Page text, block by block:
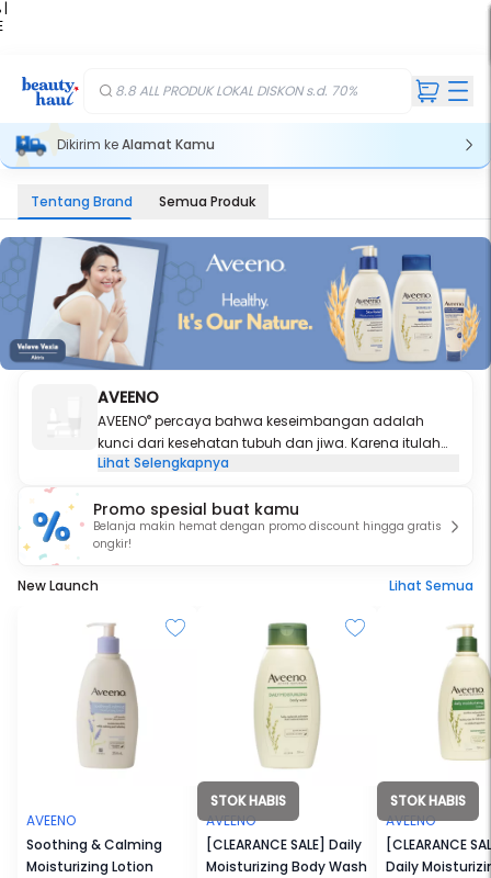
|
8.8 ALL PRODUK LOKAL DISKON s.d. 70%
Dikirim keAlamat Kamu
Tentang Brand Semua Produk
AVEENO
AVEENO® percaya bahwa keseimbangan adalah
kunci dari kesehatan tubuh dan jiwa. Karena itulah
kami mengaplikasikan ilmu pengetahuan terkini
yang dapat merawat dan melindungi kulit, disertai
dengan uji klinis untuk membuktikan efikasinya.
Lihat Selengkapnya
Promo spesial buat kamu
Belanja makin hemat dengan promo discount hingga gratis
ongkir!
New Launch Lihat Semua
AVEENO
Soothing & Calming
Moisturizing Lotion
STOK HABIS
AVEENO
[CLEARANCE SALE] Daily
Moisturizing Body Wash
STOK HABIS
AVEENO
[CLEARANCE
Daily